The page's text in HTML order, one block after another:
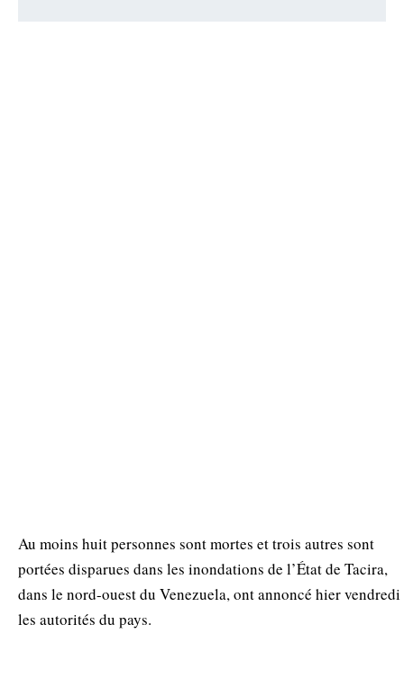
Au moins huit personnes sont mortes et trois autres sont
portées disparues dans les inondations de l’État de Tacira,
dans le nord-ouest du Venezuela, ont annoncé hier vendredi
les autorités du pays.